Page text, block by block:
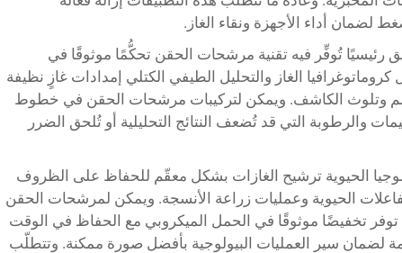
أداء الأجهزة ونقاء الغاز.
رئيسيًا تُوفِّر فيه تقنية مرشحات الحقن تحكُّمًا موثوقًا في
الغاز والتحليل الطيفي الكتلي إمدادات غازٍ نظيفة
وتلوث الكاشف. ويمكن لتركيبات مرشحات الحقن في خطوط
والرطوبة التي قد تُضعف النتائج التحليلية أو تُلحق الضرر
الحيوية ترشيح الغازات بشكل معقّم للحفاظ على الظروف
الحيوية وعمليات زراعة الأنسجة. ويمكن لمرشحات الحقن
تخفيضًا موثوقًا في الحمل الميكروبي مع الحفاظ في الوقت
لضمان سير العمليات البيولوجية بأفضل صورة ممكنة. وتتطلّب